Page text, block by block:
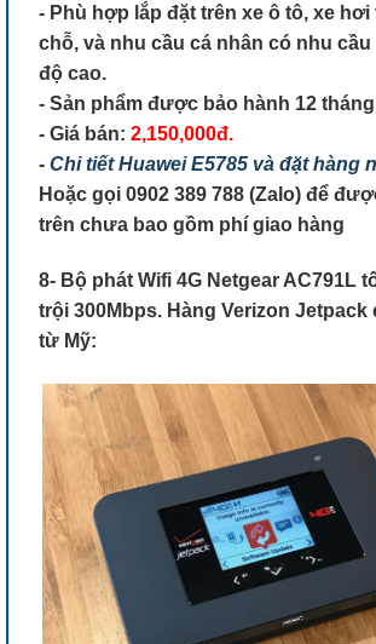
- Phù hợp lắp đặt trên xe ô tô, xe hơi
chỗ, và nhu cầu cá nhân có nhu cầu
độ cao.
- Sản phẩm được bảo hành 12
- Giá bán: 2,150,000đ.
- Chi tiết Huawei E5785 và đặt hàng
Hoặc gọi 0902 389 788 (Zalo) để
trên chưa bao gồm phí giao hàng
8- Bộ phát Wifi 4G Netgear AC791L
trội 300Mbps. Hàng Verizon Jetpack
từ Mỹ: